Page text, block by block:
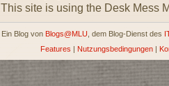
This site is using the Desk Mess
Ein Blog von Blogs@MLU, dem Blog-Dienst des
Features | Nutzungsbedingungen |